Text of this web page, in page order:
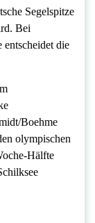
Segelspitze
Bei
die
Boehme
olympischen
Hälfte